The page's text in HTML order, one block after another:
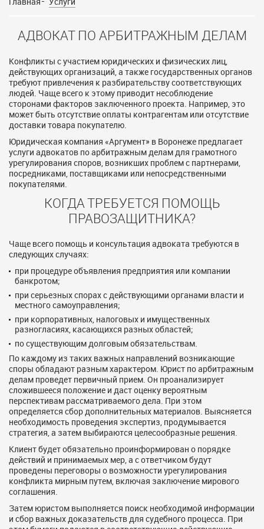
АДВОКАТ ПО АРБИТРАЖНЫМ ДЕЛАМ
Конфликты с участием юридических и физических лиц,
действующих организаций, а также государственных органов
требуют привлечения к разбирательству соответствующих
людей. Чаще всего к этому приводит несоблюдение
сторонами факторов заключенного проекта. Например, это
может быть отсутствие оплаты контрагентам или отсутствие
доставки товара покупателю.
Юридическая компания «Аргумент» в Воронеже предлагает
услуги адвокатов по арбитражным делам для грамотного
урегулирования споров, возникших проблем с партнерами,
посредниками, поставщиками или непосредственными
покупателями.
КОГДА ТРЕБУЕТСЯ ПОМОЩЬ
ПРАВОЗАЩИТНИКА?
Чаще всего помощь и консультация адвоката требуются в
следующих случаях:
при процедуре объявления предприятия или компании
банкротом;
при серьезных спорах с действующими органами власти и
местного самоуправления;
при корпоративных, налоговых и имущественных
разногласиях, касающихся разных областей;
по существующим долговым обязательствам.
По каждому из таких важных направлений возникающие
споры обладают разным характером. Юрист по арбитражным
делам проведет первичный прием. Он проанализирует
сложившееся положение и даст оценку вероятным
перспективам рассматриваемого дела. При этом
определяется сбор дополнительных материалов. Выясняется
необходимость проведения экспертиз, продумывается
стратегия, а затем выбираются целесообразные решения.
Клиент будет обязательно проинформирован о порядке
действий и принимаемых мер, а с ответчиком будут
проведены переговоры о возможности урегулирования
конфликта мирным путем, включая заключение мирового
соглашения.
Затем юристом выполняется поиск необходимой информации
и сбор важных доказательств для судебного процесса. При